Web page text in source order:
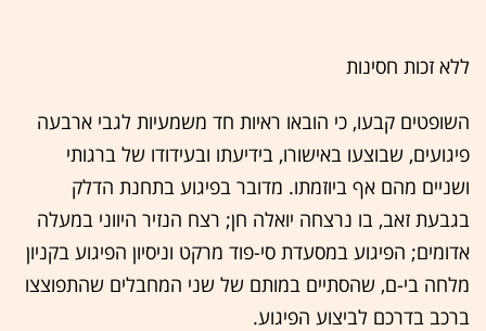
ללא זכות חסינות
השופטים קבעו, כי הובאו ראיות חד משמעיות לגבי ארבעה
פיגועים, שבוצעו באישורו, בידיעתו ובעידודו של ברגותי
ושניים מהם אף ביוזמתו. מדובר בפיגוע בתחנת הדלק
בגבעת זאב, בו נרצחה יואלה חן; רצח הנזיר היווני במעלה
אדומים; הפיגוע במסעדת סי-פוד מרקט וניסיון הפיגוע בקניון
מלחה בי-ם, שהסתיים במותם של שני המחבלים שהתפוצצו
ברכב בדרכם לביצוע הפיגוע.